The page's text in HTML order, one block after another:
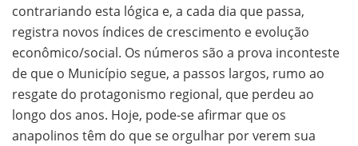
contrariando esta lógica e, a cada dia que passa,
registra novos índices de crescimento e evolução
econômico/social. Os números são a prova inconteste
de que o Município segue, a passos largos, rumo ao
resgate do protagonismo regional, que perdeu ao
longo dos anos. Hoje, pode-se afirmar que os
anapolinos têm do que se orgulhar por verem sua